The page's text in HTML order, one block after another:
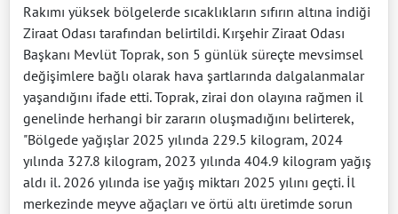
Rakımı yüksek bölgelerde sıcaklıkların sıfırın altına indiği
Ziraat Odası tarafından belirtildi. Kırşehir Ziraat Odası
Başkanı Mevlüt Toprak, son 5 günlük süreçte mevsimsel
değişimlere bağlı olarak hava şartlarında dalgalanmalar
yaşandığını ifade etti. Toprak, zirai don olayına rağmen il
genelinde herhangi bir zararın oluşmadığını belirterek,
"Bölgede yağışlar 2025 yılında 229.5 kilogram, 2024
yılında 327.8 kilogram, 2023 yılında 404.9 kilogram yağış
aldı il. 2026 yılında ise yağış miktarı 2025 yılını geçti. İl
merkezinde meyve ağaçları ve örtü altı üretimde sorun